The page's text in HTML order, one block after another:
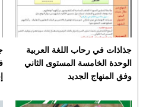
جذاذات في رحاب اللغة العربية
الوحدة الخامسة المستوى الثاني
وفق المنهاج الجديد